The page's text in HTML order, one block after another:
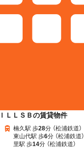
ＬＬＳＢの賃貸物件
楠久駅 歩28分 （松浦鉄道）
東山代駅 歩6分 （松浦鉄道）
里駅 歩14分 （松浦鉄道）